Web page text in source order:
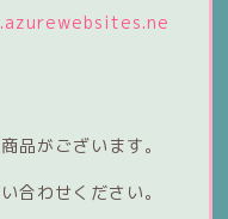
品がございます。
合わせください。